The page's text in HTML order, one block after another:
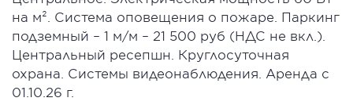
на м². Система оповещения о пожаре. Паркинг
подземный – 1 м/м – 21 500 руб (НДС не вкл.).
Центральный ресепшн. Круглосуточная
охрана. Системы видеонаблюдения. Аренда с
01.10.26 г.